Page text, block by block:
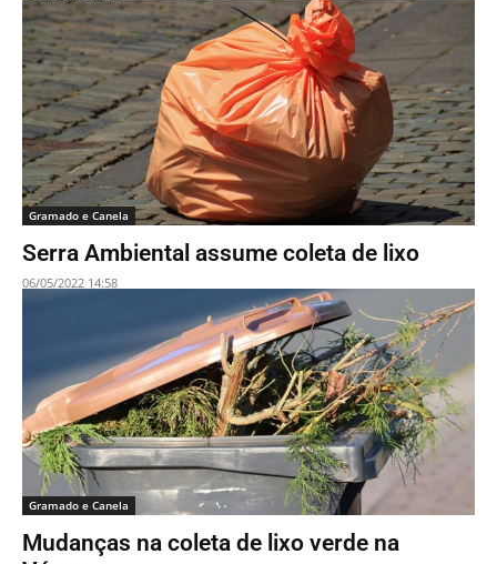
Gramado e Canela
Serra Ambiental assume coleta de lixo
06/05/2022 14:58
Gramado e Canela
Mudanças na coleta de lixo verde na